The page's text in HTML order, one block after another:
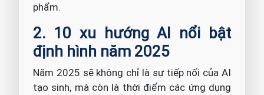
phẩm.
2. 10 xu hướng AI nổi bật
định hình năm 2025
Năm 2025 sẽ không chỉ là sự tiếp nối của AI
tạo sinh, mà còn là thời điểm các ứng dụng